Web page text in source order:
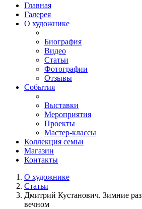
Главная
Галерея
О художнике
Биография
Видео
Статьи
Фотографии
Отзывы
События
Выставки
Мероприятия
Проекты
Мастер-классы
Коллекция семьи
Магазин
Контакты
О художнике
Статьи
Дмитрий Кустанович. Зимние
вечном